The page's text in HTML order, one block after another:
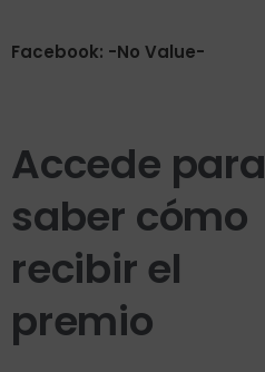
Facebook: -No Value-
Accede para
saber cómo
recibir el
premio